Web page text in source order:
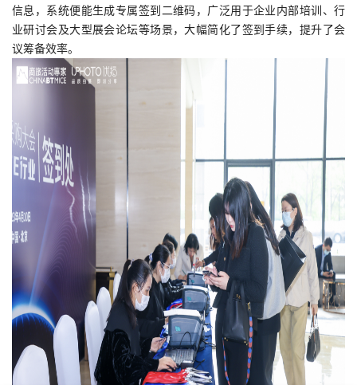
信息，系统便能生成专属签到二维码，广泛用于企业内部培训、行
业研讨会及大型展会论坛等场景，大幅简化了签到手续，提升了会
议筹备效率。